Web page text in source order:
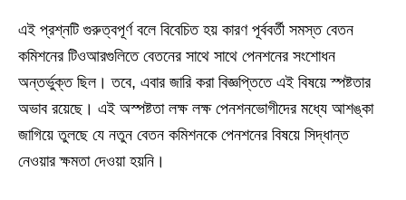
এই প্রশ্নটি গুরুত্বপূর্ণ বলে বিবেচিত হয় কারণ পূর্ববর্তী সমস্ত বেতন
কমিশনের টিওআরগুলিতে বেতনের সাথে সাথে পেনশনের সংশোধন
অন্তর্ভুক্ত ছিল। তবে, এবার জারি করা বিজ্ঞপ্তিতে এই বিষয়ে স্পষ্টতার
অভাব রয়েছে। এই অস্পষ্টতা লক্ষ লক্ষ পেনশনভোগীদের মধ্যে আশঙ্কা
জাগিয়ে তুলছে যে নতুন বেতন কমিশনকে পেনশনের বিষয়ে সিদ্ধান্ত
নেওয়ার ক্ষমতা দেওয়া হয়নি।